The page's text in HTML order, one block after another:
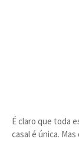
É claro que toda
casal é única.